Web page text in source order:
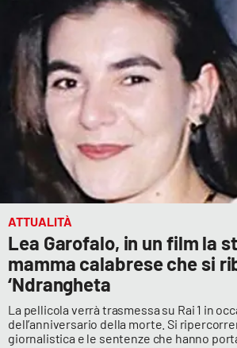
ATTUALITÀ
Lea Garofalo, in un film la
mamma calabrese che si
‘Ndrangheta
La pellicola verrà trasmessa su Rai 1 in
dell’anniversario della morte. Si
giornalistica e le sentenze che hanno